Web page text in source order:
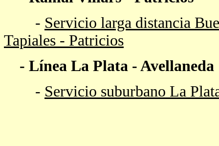
- Servicio larga distancia
Tapiales - Patricios
- Línea La Plata - Avellaneda
- Servicio suburbano La